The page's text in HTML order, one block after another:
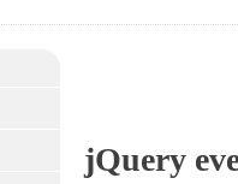
jQuery